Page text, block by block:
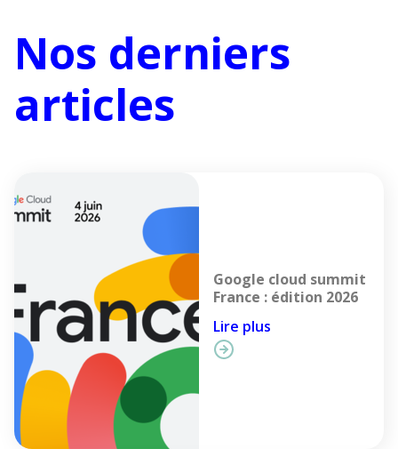
Nos derniers
articles
Google cloud summit
France : édition 2026
Lire plus